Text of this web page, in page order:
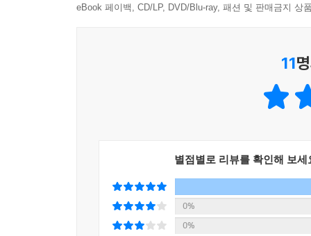
그렇다면 알파세대는 이전 세대와 다른 어떤
첫 번째는 그들이 디지털 온리(DigitalOnly) 세대
데 반해, 알파세대는 스크린 기기에 대단히 친
메타버스의 초기 프로토타입인 마인크래프트와
알파세대를 업에이저(Up-Ager)라고도 부른다.
일찍이 정립한다. 이러한 특성은 소비자로서 알
가격과 기능보다는 그들의 가치관에 부합하고
것이다. 이는 알파세대가 즐겨보는 쇼나 연예 프
eBook 페이백, CD/LP, DVD/Blu-ray, 패션 및 판매금지 상
11
별점별로 리뷰를 확인해 보세
0%
0%